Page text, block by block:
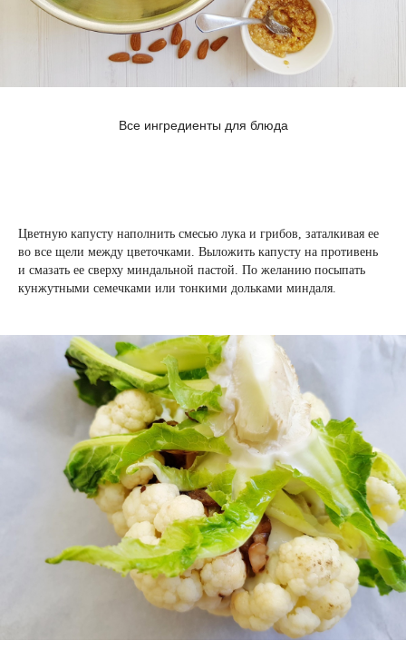
Все ингредиенты для блюда
Цветную капусту наполнить смесью лука и грибов, заталкивая ее
во все щели между цветочками. Выложить капусту на противень
и смазать ее сверху миндальной пастой. По желанию посыпать
кунжутными семечками или тонкими дольками миндаля.